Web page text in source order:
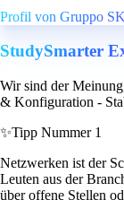
Profil von Gruppo
StudySmarter
Wir sind der
& Konfiguration -
✨Tipp Nummer 1
Netzwerken ist der
Leuten aus der
über offene Stellen